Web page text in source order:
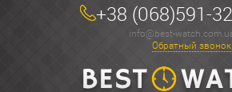
+38 (068)591-
info@best-
Обратный звонок